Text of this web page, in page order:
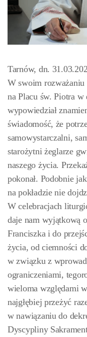
Tarnów, dn.
W swoim rozważaniu
na Placu św. Piotra w
wypowiedział
świadomość, że
samowystarczalni,
starożytni żeglarze
naszego życia.
pokonał. Podobnie
na pokładzie nie
W celebracjach
daje nam wyjątkową
Franciszka i do
życia, od ciemności
w związku z
ograniczeniami,
wieloma względami
najgłębiej przeżyć
w nawiązaniu do
Dyscypliny